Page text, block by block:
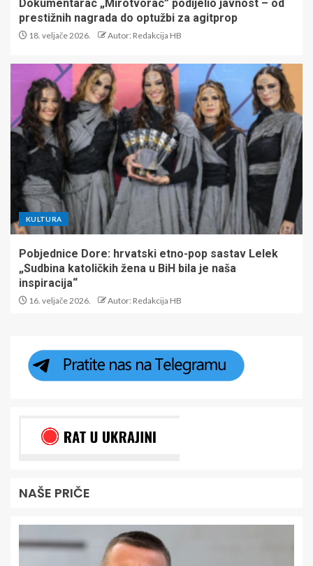
Dokumentarac „Mirotvorac” podijelio javnost – od
prestižnih nagrada do optužbi za agitprop
18. veljače 2026. Autor: Redakcija HB
KULTURA
Pobjednice Dore: hrvatski etno-pop sastav Lelek
„Sudbina katoličkih žena u BiH bila je naša
inspiracija“
16. veljače 2026. Autor: Redakcija HB
NAŠE PRIČE